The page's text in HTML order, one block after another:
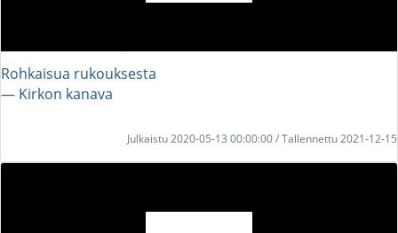
Rohkaisua rukouksesta
― Kirkon kanava
Julkaistu 2020-05-13 00:00:00 / Tallennettu 2021-12-15